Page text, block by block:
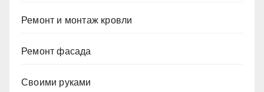
Ремонт и монтаж кровли
Ремонт фасада
Своими руками